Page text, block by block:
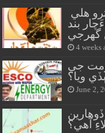
بند
گهرجي
4 weeks
جي
June 2,
آهي؟